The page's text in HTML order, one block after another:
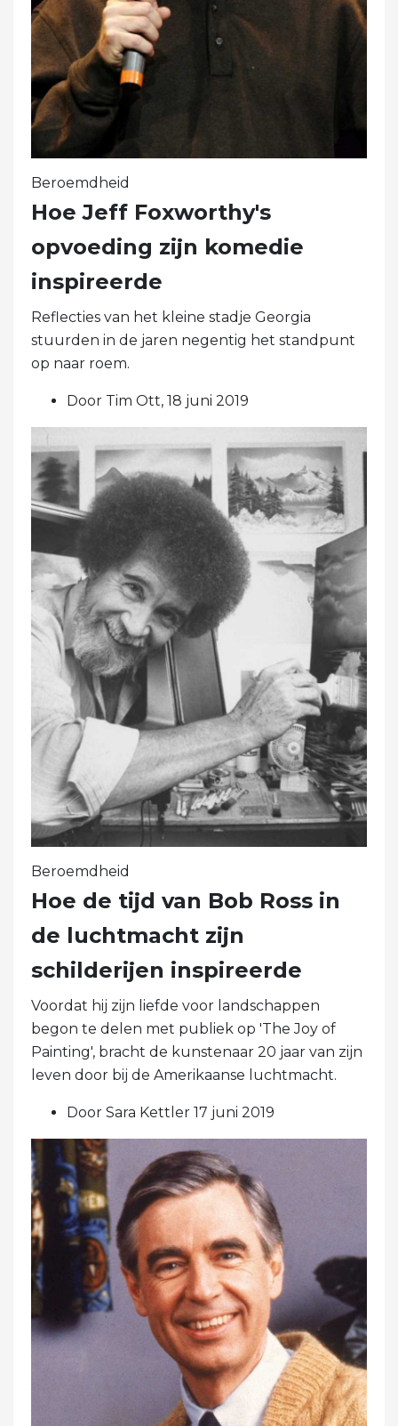
Beroemdheid
Hoe Jeff Foxworthy's
opvoeding zijn komedie
inspireerde
Reflecties van het kleine stadje Georgia
stuurden in de jaren negentig het standpunt
op naar roem.
Door Tim Ott, 18 juni 2019
Beroemdheid
Hoe de tijd van Bob Ross in
de luchtmacht zijn
schilderijen inspireerde
Voordat hij zijn liefde voor landschappen
begon te delen met publiek op 'The Joy of
Painting', bracht de kunstenaar 20 jaar van zijn
leven door bij de Amerikaanse luchtmacht.
Door Sara Kettler 17 juni 2019